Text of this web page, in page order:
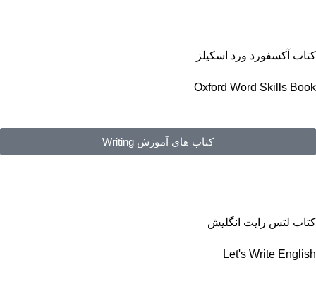
کتاب آکسفورد ورد اسکیلز
Oxford Word Skills Book
کتاب های آموزش Writing
کتاب لتس رایت انگلیش
Let's Write English